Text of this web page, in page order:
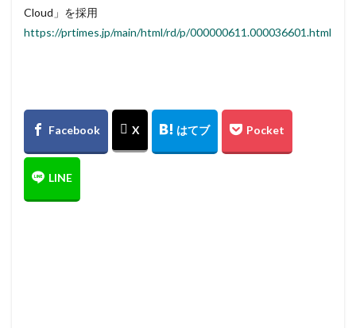
Cloud」を採用
https://prtimes.jp/main/html/rd/p/000000611.000036601.html